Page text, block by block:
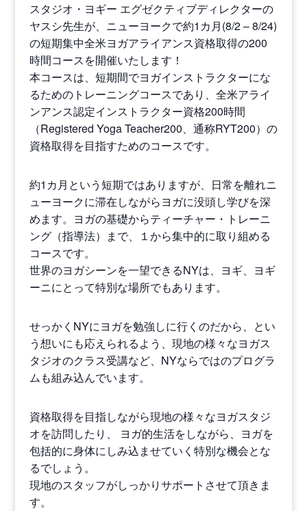
スタジオ・ヨギー エグゼクティブディレクターの
ヤスシ先生が、ニューヨークで約1カ月(8/2 – 8/24)
の短期集中全米ヨガアライアンス資格取得の200
時間コースを開催いたします！
本コースは、短期間でヨガインストラクターにな
るためのトレーニングコースであり、全米アライ
ンアンス認定インストラクター資格200時間
（Registered Yoga Teacher200、通称RYT200）の
資格取得を目指すためのコースです。
約1カ月という短期ではありますが、日常を離れニ
ューヨークに滞在しながらヨガに没頭し学びを深
めます。ヨガの基礎からティーチャー・トレーニ
ング（指導法）まで、１から集中的に取り組める
コースです。
世界のヨガシーンを一望できるNYは、ヨギ、ヨギ
ーニにとって特別な場所でもあります。
せっかくNYにヨガを勉強しに行くのだから、とい
う想いにも応えられるよう、現地の様々なヨガス
タジオのクラス受講など、NYならではのプログラ
ムも組み込んでいます。
資格取得を目指しながら現地の様々なヨガスタジ
オを訪問したり、 ヨガ的生活をしながら、ヨガを
包括的に身体にしみ込ませていく特別な機会とな
るでしょう。
現地のスタッフがしっかりサポートさせて頂きま
す。